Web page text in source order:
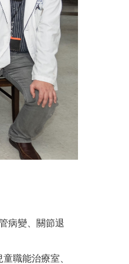
病變、關節退
職能治療室、